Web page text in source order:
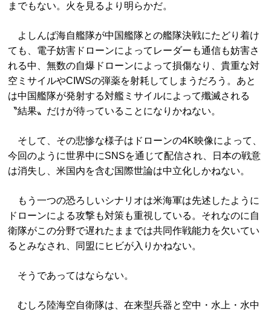
までもない。火を見るより明らかだ。
よしんば海自艦隊が中国艦隊との艦隊決戦にたどり着け
ても、電子妨害ドローンによってレーダーも通信も妨害さ
れる中、無数の自爆ドローンによって損傷なり、貴重な対
空ミサイルやCIWSの弾薬を射耗してしまうだろう。あと
は中国艦隊が発射する対艦ミサイルによって殲滅される
〝結果〟だけが待っていることになりかねない。
そして、その悲惨な様子はドローンの4K映像によって、
今回のように世界中にSNSを通じて配信され、日本の戦意
は消失し、米国内を含む国際世論は中立化しかねない。
もう一つの恐ろしいシナリオは米海軍は先述したように
ドローンによる攻撃も対策も重視している。それなのに自
衛隊がこの分野で遅れたままでは共同作戦能力を欠いてい
るとみなされ、同盟にヒビが入りかねない。
そうであってはならない。
むしろ陸海空自衛隊は、在来型兵器と空中・水上・水中